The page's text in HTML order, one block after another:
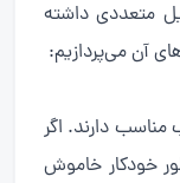
متعددی داشته
آن می‌پردازیم:
مناسب دارند. اگر
خودکار خاموش